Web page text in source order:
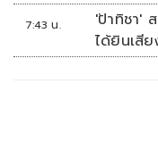
7:43 น.
'ป้าทิชา'
ได้ยินเสี